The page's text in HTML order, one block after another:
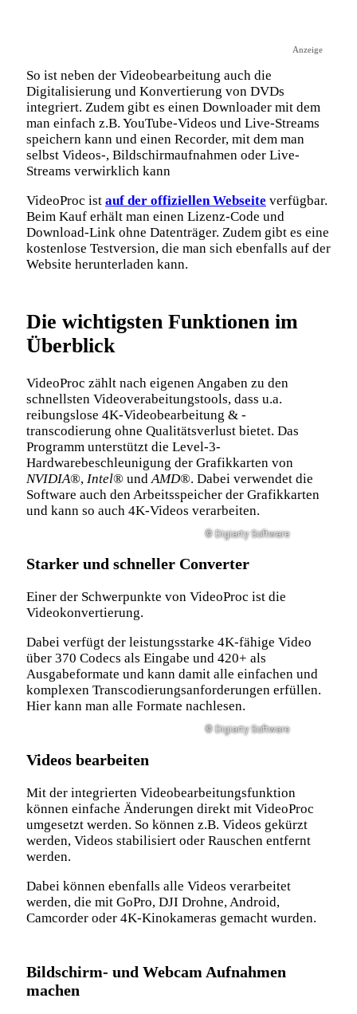
Anzeige
So ist neben der Videobearbeitung auch die
Digitalisierung und Konvertierung von DVDs
integriert. Zudem gibt es einen Downloader mit dem
man einfach z.B. YouTube-Videos und Live-Streams
speichern kann und einen Recorder, mit dem man
selbst Videos-, Bildschirmaufnahmen oder Live-
Streams verwirklich kann
VideoProc ist auf der offiziellen Webseite verfügbar.
Beim Kauf erhält man einen Lizenz-Code und
Download-Link ohne Datenträger. Zudem gibt es eine
kostenlose Testversion, die man sich ebenfalls auf der
Website herunterladen kann.
Die wichtigsten Funktionen im
Überblick
VideoProc zählt nach eigenen Angaben zu den
schnellsten Videoverabeitungstools, dass u.a.
reibungslose 4K-Videobearbeitung & -
transcodierung ohne Qualitätsverlust bietet. Das
Programm unterstützt die Level-3-
Hardwarebeschleunigung der Grafikkarten von
NVIDIA®, Intel® und AMD®. Dabei verwendet die
Software auch den Arbeitsspeicher der Grafikkarten
und kann so auch 4K-Videos verarbeiten.
© Digiarty Software
Starker und schneller Converter
Einer der Schwerpunkte von VideoProc ist die
Videokonvertierung.
Dabei verfügt der leistungsstarke 4K-fähige Video
über 370 Codecs als Eingabe und 420+ als
Ausgabeformate und kann damit alle einfachen und
komplexen Transcodierungsanforderungen erfüllen.
Hier kann man alle Formate nachlesen.
© Digiarty Software
Videos bearbeiten
Mit der integrierten Videobearbeitungsfunktion
können einfache Änderungen direkt mit VideoProc
umgesetzt werden. So können z.B. Videos gekürzt
werden, Videos stabilisiert oder Rauschen entfernt
werden.
Dabei können ebenfalls alle Videos verarbeitet
werden, die mit GoPro, DJI Drohne, Android,
Camcorder oder 4K-Kinokameras gemacht wurden.
Bildschirm- und Webcam Aufnahmen
machen